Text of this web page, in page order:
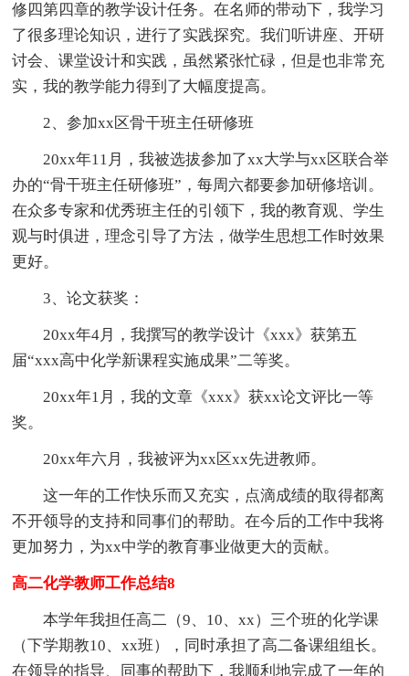
修四第四章的教学设计任务。在名师的带动下，我学习
了很多理论知识，进行了实践探究。我们听讲座、开研
讨会、课堂设计和实践，虽然紧张忙碌，但是也非常充
实，我的教学能力得到了大幅度提高。
2、参加xx区骨干班主任研修班
20xx年11月，我被选拔参加了xx大学与xx区联合举
办的“骨干班主任研修班”，每周六都要参加研修培训。
在众多专家和优秀班主任的引领下，我的教育观、学生
观与时俱进，理念引导了方法，做学生思想工作时效果
更好。
3、论文获奖：
20xx年4月，我撰写的教学设计《xxx》获第五
届“xxx高中化学新课程实施成果”二等奖。
20xx年1月，我的文章《xxx》获xx论文评比一等
奖。
20xx年六月，我被评为xx区xx先进教师。
这一年的工作快乐而又充实，点滴成绩的取得都离
不开领导的支持和同事们的帮助。在今后的工作中我将
更加努力，为xx中学的教育事业做更大的贡献。
高二化学教师工作总结8
本学年我担任高二（9、10、xx）三个班的化学课
（下学期教10、xx班），同时承担了高二备课组组长。
在领导的指导、同事的帮助下，我顺利地完成了一年的